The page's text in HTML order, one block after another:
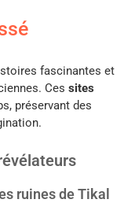
fascinantes et
Ces sites
préservant des
ruines de Tikal